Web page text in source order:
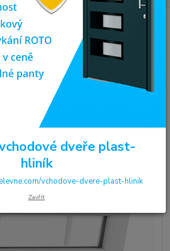
okno sklepní 60x40 cm, sklopné, bílé,
sklepní 60x40 cm,
PREMIUM 6000
dveře plast-
hliník
vchodove-dvere-plast-hlinik
Zavřít